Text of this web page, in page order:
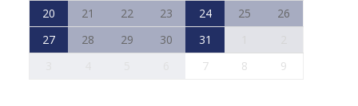
20
21 22 23 24 25
26
27
28 29 30 31
7 8 9